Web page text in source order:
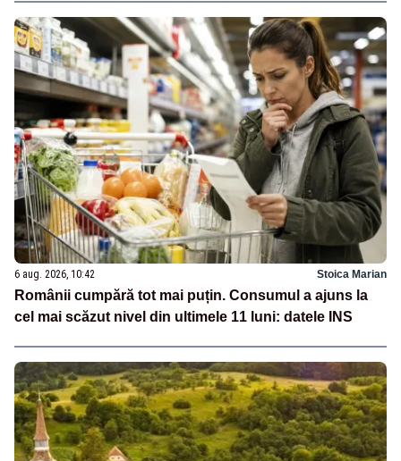
6 aug. 2026, 10:42 Stoica Marian
Românii cumpără tot mai puțin. Consumul a ajuns la
cel mai scăzut nivel din ultimele 11 luni: datele INS